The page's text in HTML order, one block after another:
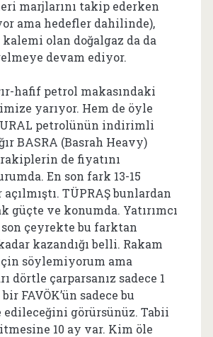
marjlarını takip ederken
ama hedefler dahilinde),
olan doğalgaz da da
devam ediyor.
hafif petrol makasındaki
yarıyor. Hem de öyle
petrolünün indirimli
BASRA (Basrah Heavy)
de fiyatını
En son fark 13-15
TÜPRAŞ bunlardan
güçte ve konumda. Yatırımcı
çeyrekte bu farktan
kazandığı belli. Rakam
söylemiyorum ama
dörtle çarparsanız sadece 1
FAVÖK’ün sadece bu
görürsünüz. Tabii
10 ay var. Kim öle